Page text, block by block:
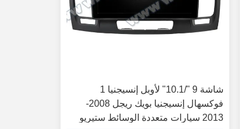
شاشة 9 "/10.1" لأوبل إنسيجنيا 1
فوكسهال إنسيجنيا بويك ريجل 2008-
2013 سيارات متعددة الوسائط ستيريو